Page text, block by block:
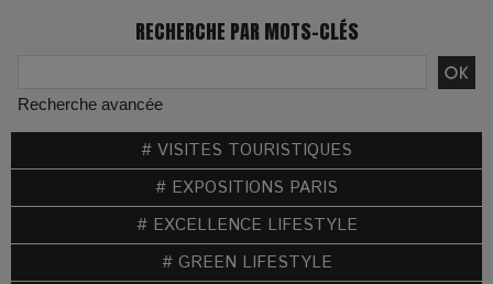
RECHERCHE PAR MOTS-CLÉS
Recherche avancée
# VISITES TOURISTIQUES
# EXPOSITIONS PARIS
# EXCELLENCE LIFESTYLE
# GREEN LIFESTYLE